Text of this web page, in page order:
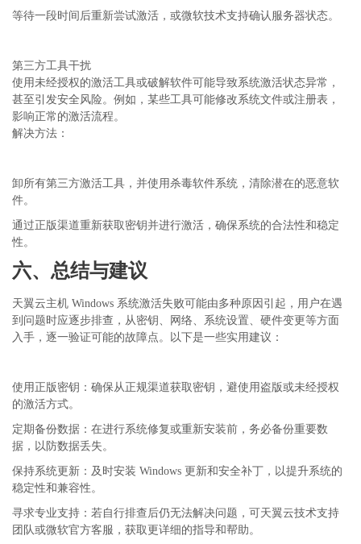
等待一段时间后重新尝试激活，或微软技术支持确认服务器状态。
第三方工具干扰
使用未经授权的激活工具或破解软件可能导致系统激活状态异常，
甚至引发安全风险。例如，某些工具可能修改系统文件或注册表，
影响正常的激活流程。
解决方法：
卸所有第三方激活工具，并使用杀毒软件系统，清除潜在的恶意软
件。
通过正版渠道重新获取密钥并进行激活，确保系统的合法性和稳定
性。
六、总结与建议
天翼云主机 Windows 系统激活失败可能由多种原因引起，用户在遇
到问题时应逐步排查，从密钥、网络、系统设置、硬件变更等方面
入手，逐一验证可能的故障点。以下是一些实用建议：
使用正版密钥：确保从正规渠道获取密钥，避使用盗版或未经授权
的激活方式。
定期备份数据：在进行系统修复或重新安装前，务必备份重要数
据，以防数据丢失。
保持系统更新：及时安装 Windows 更新和安全补丁，以提升系统的
稳定性和兼容性。
寻求专业支持：若自行排查后仍无法解决问题，可天翼云技术支持
团队或微软官方客服，获取更详细的指导和帮助。